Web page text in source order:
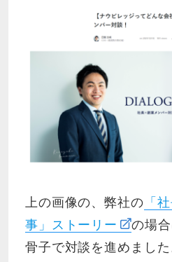
上の画像の、弊社の 「
事」ストーリー
の場
骨子で対談を進めました